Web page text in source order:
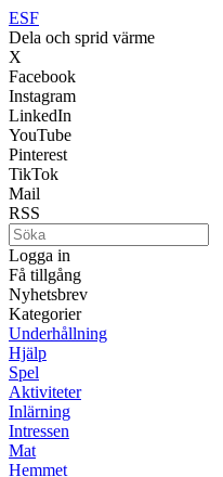
ESF
Dela och sprid värme
X
Facebook
Instagram
LinkedIn
YouTube
Pinterest
TikTok
Mail
RSS
Logga in
Få tillgång
Nyhetsbrev
Kategorier
Underhållning
Hjälp
Spel
Aktiviteter
Inlärning
Intressen
Mat
Hemmet